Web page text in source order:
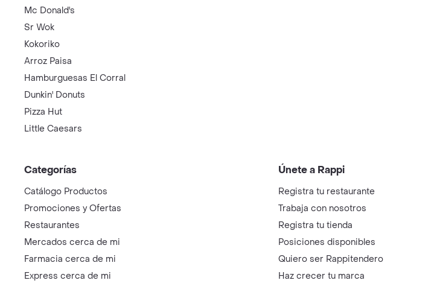
Mc Donald's
Sr Wok
Kokoriko
Arroz Paisa
Hamburguesas El Corral
Dunkin' Donuts
Pizza Hut
Little Caesars
Categorías
Catálogo Productos
Promociones y Ofertas
Restaurantes
Mercados cerca de mi
Farmacia cerca de mi
Express cerca de mi
Únete a Rappi
Registra tu restaurante
Trabaja con nosotros
Registra tu tienda
Posiciones disponibles
Quiero ser Rappitendero
Haz crecer tu marca